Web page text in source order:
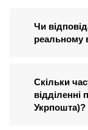
Чи
реальному
Скільки
відділенні
Укрпошта)?